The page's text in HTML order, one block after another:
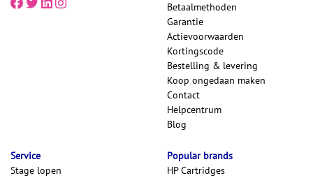
Betaalmethoden
Garantie
Actievoorwaarden
Kortingscode
Bestelling & levering
Koop ongedaan maken
Contact
Helpcentrum
Blog
Service
Stage lopen
Popular brands
HP Cartridges